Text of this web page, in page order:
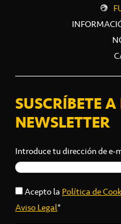
SUSCRÍBETE
NEWSLETTER
Introduce tu dirección de
Acepto laPolítica de
Aviso Legal*